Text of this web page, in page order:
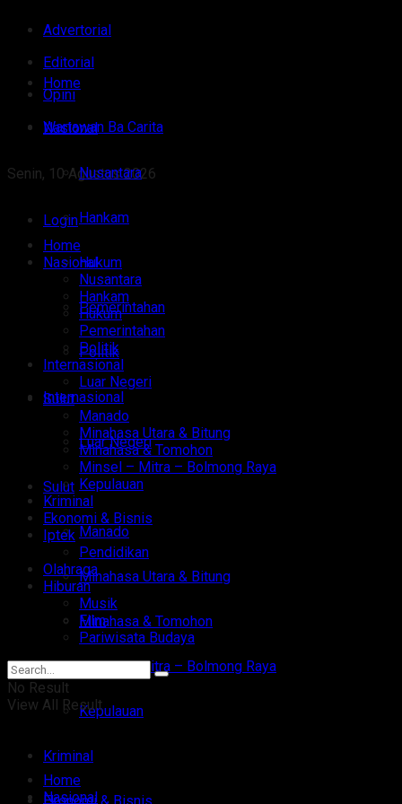
Advertorial
Editorial
Opini
Wartawan Ba Carita
Senin, 10 Agustus 2026
Login
Home
Nasional
Nusantara
Hankam
Hukum
Pemerintahan
Politik
Internasional
Luar Negeri
Sulut
Manado
Minahasa Utara & Bitung
Minahasa & Tomohon
Minsel – Mitra – Bolmong Raya
Kepulauan
Kriminal
Home
Nasional
Nusantara
Hankam
Hukum
Pemerintahan
Politik
Internasional
Luar Negeri
Sulut
Manado
Minahasa Utara & Bitung
Minahasa & Tomohon
Minsel – Mitra – Bolmong Raya
Kepulauan
Kriminal
Ekonomi & Bisnis
Iptek
Pendidikan
Olahraga
Hiburan
Musik
Film
Pariwisata Budaya
No Result
View All Result
Home
Nasional